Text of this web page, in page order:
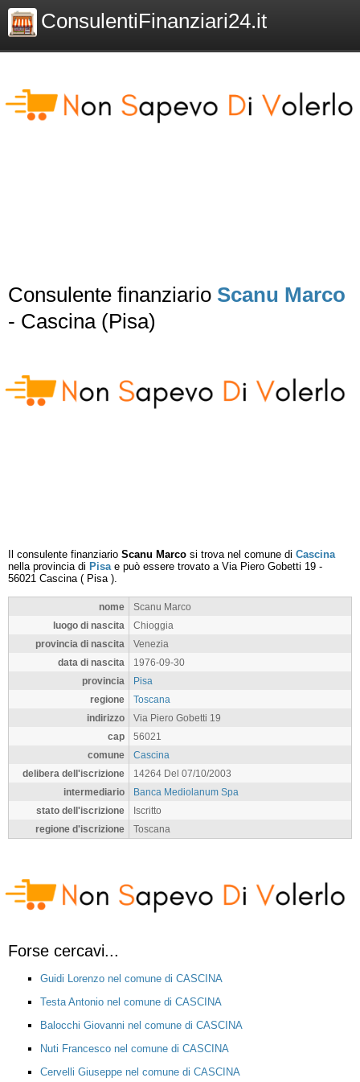
ConsulentiFinanziari24.it
Consulente finanziario Scanu Marco
- Cascina (Pisa)
Il consulente finanziario Scanu Marco si trova nel comune di Cascina
nella provincia di Pisae può essere trovato a Via Piero Gobetti 19 -
56021 Cascina( Pisa).
nome
Scanu Marco
luogo di nascita
Chioggia
provincia di nascita
Venezia
data di nascita
1976-09-30
provincia
Pisa
regione
Toscana
indirizzo
Via Piero Gobetti 19
cap
56021
comune
Cascina
delibera dell'iscrizione
14264 Del 07/10/2003
intermediario
Banca Mediolanum Spa
stato dell'iscrizione
Iscritto
regione d'iscrizione
Toscana
Forse cercavi...
Guidi Lorenzo nel comune di CASCINA
Testa Antonio nel comune di CASCINA
Balocchi Giovanni nel comune di CASCINA
Nuti Francesco nel comune di CASCINA
Cervelli Giuseppe nel comune di CASCINA